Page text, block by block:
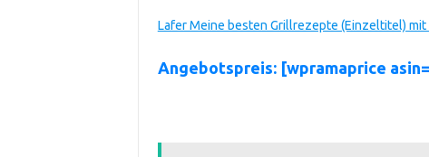
Lafer Meine besten Grillrezepte (Einzeltitel) mit
Angebotspreis: [wpramaprice